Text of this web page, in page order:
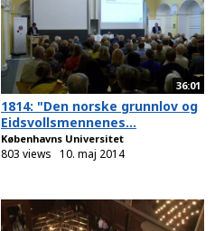
36:01
1814: "Den norske grunnlov og
Eidsvollsmennenes...
Københavns Universitet
803 views 10. maj 2014